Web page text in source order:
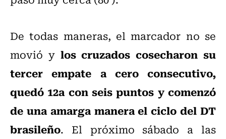
De todas maneras, el marcador no se
movió y los cruzados cosecharon su
tercer empate a cero consecutivo,
quedó 12a con seis puntos y comenzó
de una amarga manera el ciclo del DT
brasileño. El próximo sábado a las